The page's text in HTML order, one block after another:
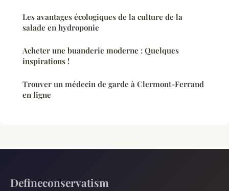
Les avantages écologiques de la culture de la
salade en hydroponie
Acheter une buanderie moderne : Quelques
inspirations !
Trouver un médecin de garde à Clermont-Ferrand
en ligne
Defineconservatism